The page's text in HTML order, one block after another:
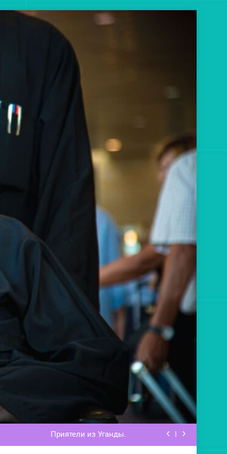
— быть как «гроб украшенный»
Свет Христов.
Приятели из Уганды.